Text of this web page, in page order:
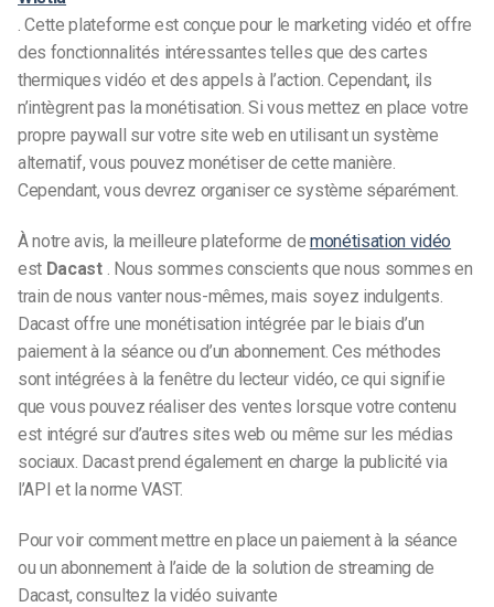
. Cette plateforme est conçue pour le marketing vidéo et offre
des fonctionnalités intéressantes telles que des cartes
thermiques vidéo et des appels à l’action. Cependant, ils
n’intègrent pas la monétisation. Si vous mettez en place votre
propre paywall sur votre site web en utilisant un système
alternatif, vous pouvez monétiser de cette manière.
Cependant, vous devrez organiser ce système séparément.
À notre avis, la meilleure plateforme de monétisation vidéo
est Dacast . Nous sommes conscients que nous sommes en
train de nous vanter nous-mêmes, mais soyez indulgents.
Dacast offre une monétisation intégrée par le biais d’un
paiement à la séance ou d’un abonnement. Ces méthodes
sont intégrées à la fenêtre du lecteur vidéo, ce qui signifie
que vous pouvez réaliser des ventes lorsque votre contenu
est intégré sur d’autres sites web ou même sur les médias
sociaux. Dacast prend également en charge la publicité via
l’API et la norme VAST.
Pour voir comment mettre en place un paiement à la séance
ou un abonnement à l’aide de la solution de streaming de
Dacast, consultez la vidéo suivante